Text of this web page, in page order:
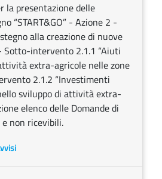
la presentazione delle
“START&GO” - Azione 2 -
alla creazione di nuove
intervento 2.1.1 “Aiuti
extra-agricole nelle zone
2.1.2 “Investimenti
sviluppo di attività extra-
elenco delle Domande di
non ricevibili.